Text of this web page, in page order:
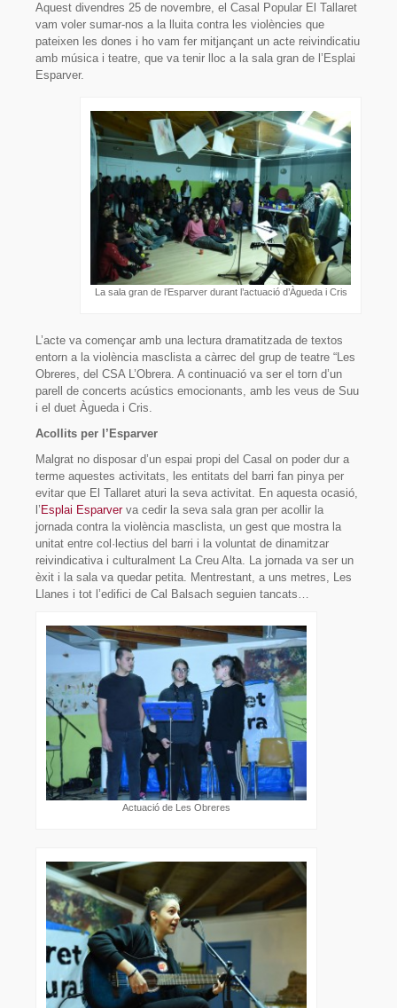
Projecte
Activitats
Material
Documents fundacionals
Octavetes
Participa
Avals
Enllaços
Contacte
Aquest divendres 25 de novembre, el Casal Popular El Tallaret
vam voler sumar-nos a la lluita contra les violències que
pateixen les dones i ho vam fer mitjançant un acte reivindicatiu
amb música i teatre, que va tenir lloc a la sala gran de l’Esplai
Esparver.
La sala gran de l’Esparver durant l’actuació d’Àgueda i Cris
L’acte va començar amb una lectura dramatitzada de textos
entorn a la violència masclista a càrrec del grup de teatre “Les
Obreres, del CSA L’Obrera. A continuació va ser el torn d’un
parell de concerts acústics emocionants, amb les veus de Suu
i el duet Àgueda i Cris.
Acollits per l’Esparver
Malgrat no disposar d’un espai propi del Casal on poder dur a
terme aquestes activitats, les entitats del barri fan pinya per
evitar que El Tallaret aturi la seva activitat. En aquesta ocasió,
l’ Esplai Esparverva cedir la seva sala gran per acollir la
jornada contra la violència masclista, un gest que mostra la
unitat entre col·lectius del barri i la voluntat de dinamitzar
reivindicativa i culturalment La Creu Alta. La jornada va ser un
èxit i la sala va quedar petita. Mentrestant, a uns metres, Les
Llanes i tot l’edifici de Cal Balsach seguien tancats…
Actuació de Les Obreres